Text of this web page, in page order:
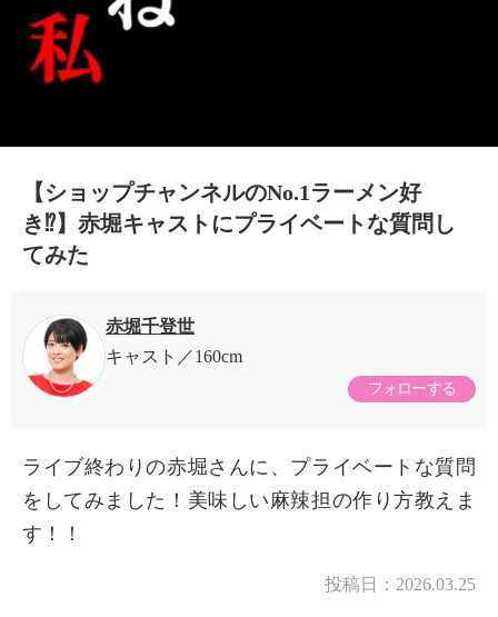
【ショップチャンネルのNo.1ラーメン好
き⁉︎】赤堀キャストにプライベートな質問し
てみた
赤堀千登世
キャスト
160cm
フォローする
ライブ終わりの赤堀さんに、プライベートな質問
をしてみました！美味しい麻辣担の作り方教えま
す！！
投稿日： 2026.03.25